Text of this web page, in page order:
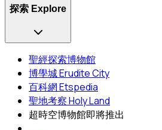
探索 Explore
聖經探索博物館
博學城 Erudite City
百科網 Etspedia
聖地考察 Holy Land
超時空博物館即將推出